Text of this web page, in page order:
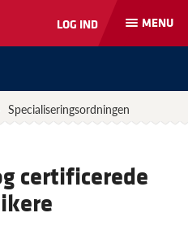
Åbn
og
MENU
LOG IND
Specialiseringsordningen
certificerede